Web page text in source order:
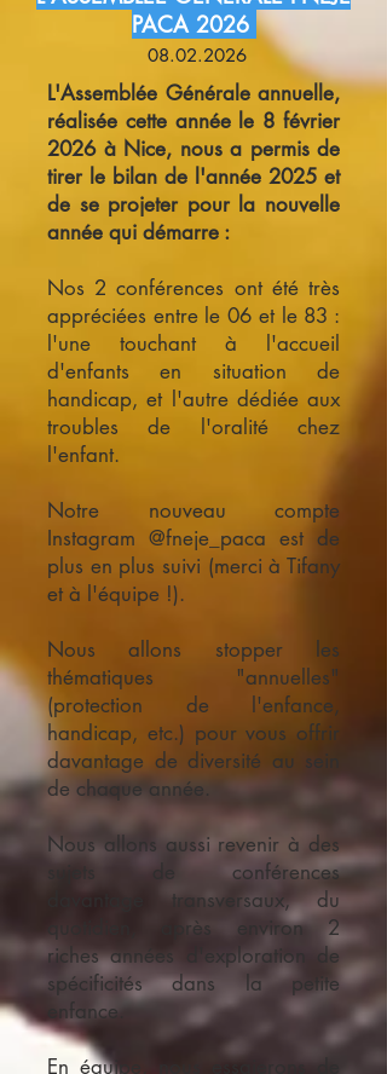
PACA 2026
08.02.2026
L'Assemblée Générale annuelle,
réalisée cette année le 8 février
2026 à Nice, nous a permis de
tirer le bilan de l'année 2025 et
de se projeter pour la nouvelle
année qui démarre :
Nos 2 conférences ont été très
appréciées entre le 06 et le 83 :
l'une touchant à l'accueil
d'enfants en situation de
handicap, et l'autre dédiée aux
troubles de l'oralité chez
l'enfant.
Notre nouveau compte
Instagram @fneje_paca est de
plus en plus suivi (merci à Tifany
et à l'équipe !).
Nous allons stopper les
thématiques "annuelles"
(protection de l'enfance,
handicap, etc.) pour vous offrir
davantage de diversité au sein
de chaque année.
Nous allons aussi revenir à des
sujets de conférences
davantage transversaux, du
quotidien, après environ 2
riches années d'exploration de
spécificités dans la petite
enfance.
En équipe, nous essaierons de